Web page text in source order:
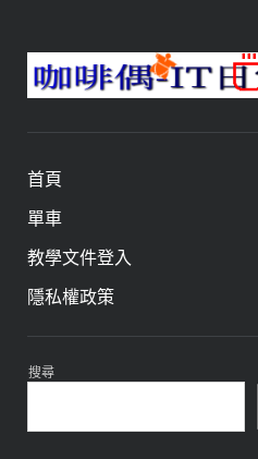
咖
啡
與
IT
日
常
首頁
單車
教學文件登入
隱私權政策
資
訊
欄
搜尋